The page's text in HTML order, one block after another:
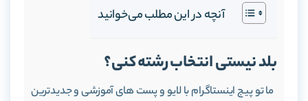
آنچه در این مطلب می‌خوانید
بلد نیستی انتخاب رشته کنی؟
ما تو پیج اینستاگرام با لایو و پست های آموزشی و جدیدترین